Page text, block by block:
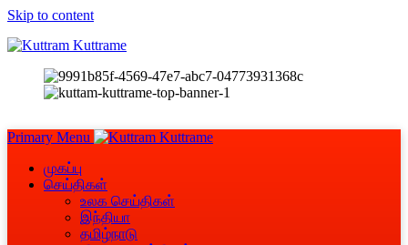
Skip to content
Primary Menu
முகப்பு
செய்திகள்
உலக செய்திகள்
இந்தியா
தமிழ்நாடு